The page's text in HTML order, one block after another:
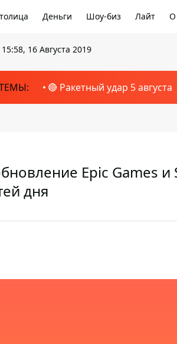
Деньги Шоу-биз Лайт О
15:58, 16 Августа 2019
🔴 Ракетный удар 5 августа
Epic Games и
дня